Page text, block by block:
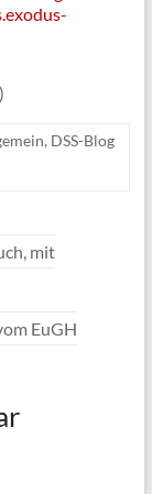
)
, DSS-Blog
mit
EuGH